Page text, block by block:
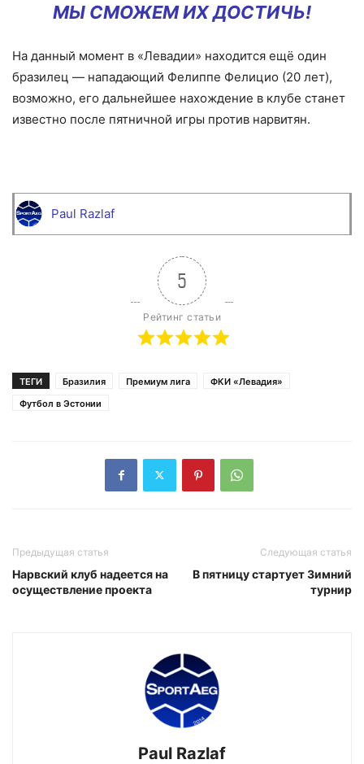
МЫ СМОЖЕМ ИХ ДОСТИЧЬ!
На данный момент в «Левадии» находится ещё один
бразилец — нападающий Фелиппе Фелицио (20 лет),
возможно, его дальнейшее нахождение в клубе станет
известно после пятничной игры против нарвитян.
Paul Razlaf
5
Рейтинг статьи
ТЕГИ Бразилия Премиум лига
ФКИ «Левадия»
Футбол в Эстонии
Предыдущая статья
Нарвский клуб надеется на
осуществление проекта
Следующая статья
В пятницу стартует Зимний
турнир
Paul Razlaf